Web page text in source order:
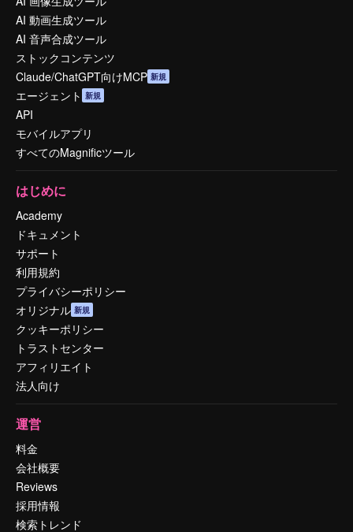
AI 動画生成ツール
AI 音声合成ツール
ストックコンテンツ
Claude/ChatGPT向けMCP 新規
エージェント 新規
API
モバイルアプリ
すべてのMagnificツール
はじめに
Academy
ドキュメント
サポート
利用規約
プライバシーポリシー
オリジナル 新規
クッキーポリシー
トラストセンター
アフィリエイト
法人向け
運営
料金
会社概要
Reviews
採用情報
検索トレンド